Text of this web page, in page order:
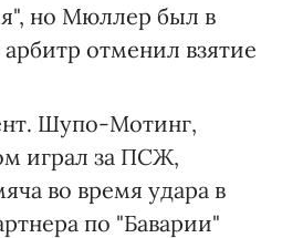
но Мюллер был в
отменил взятие
Шупо-Мотинг,
играл за ПСЖ,
во время удара в
по "Баварии"